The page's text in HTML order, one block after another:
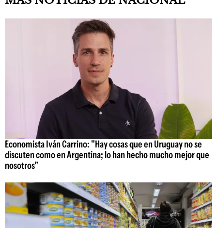
Economista Iván Carrino: "Hay cosas que en Uruguay no se
discuten como en Argentina; lo han hecho mucho mejor que
nosotros"